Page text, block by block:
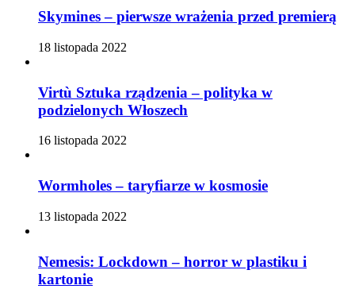
Skymines – pierwsze wrażenia przed premierą
18 listopada 2022
Virtù Sztuka rządzenia – polityka w
podzielonych Włoszech
16 listopada 2022
Wormholes – taryfiarze w kosmosie
13 listopada 2022
Nemesis: Lockdown – horror w plastiku i
kartonie